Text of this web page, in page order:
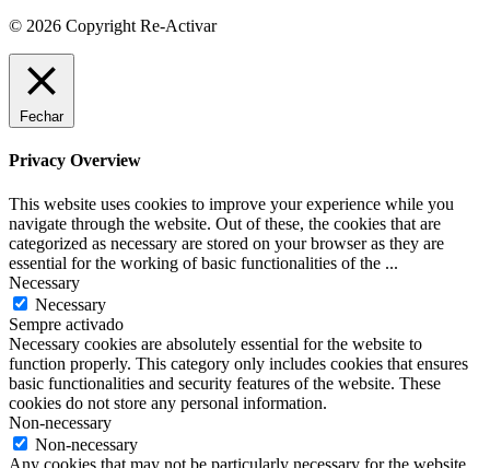
© 2026 Copyright Re-Activar
Fechar
Privacy Overview
This website uses cookies to improve your experience while you
navigate through the website. Out of these, the cookies that are
categorized as necessary are stored on your browser as they are
essential for the working of basic functionalities of the ...
Necessary
Necessary
Sempre activado
Necessary cookies are absolutely essential for the website to
function properly. This category only includes cookies that ensures
basic functionalities and security features of the website. These
cookies do not store any personal information.
Non-necessary
Non-necessary
Any cookies that may not be particularly necessary for the website